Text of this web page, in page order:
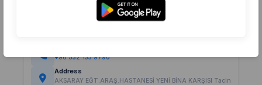
+90 532 133 9790
Address
AKSARAY EĞT.ARAŞ.HASTANESİ YENİ BİNA KARŞISI Tacin